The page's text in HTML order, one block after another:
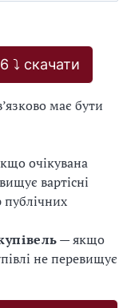
⤵️ скачати
має бути
очікувана
вартісні
— якщо
не перевищує